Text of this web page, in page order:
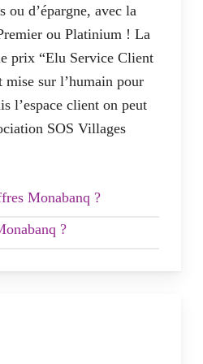
gratuits à l’étranger
Premier
9,90€/mois
illimités à
possible (1000€)
de paiement &
ou d’épargne, avec la
ou Platinium ! La
prix “Elu Service Client
mise sur l’humain pour
l’espace client on peut
SOS Villages
Monabanq ?
mois : ?
aux internautes avec son